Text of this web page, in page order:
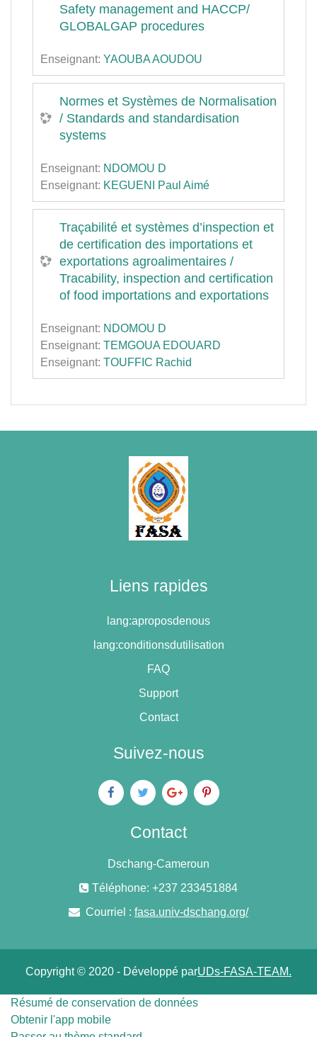
Safety management and HACCP/
GLOBALGAP procedures
Enseignant: YAOUBA AOUDOU
Normes et Systèmes de Normalisation
/ Standards and standardisation
systems
Enseignant: NDOMOU D
Enseignant: KEGUENI Paul Aimé
Traçabilité et systèmes d’inspection et
de certification des importations et
exportations agroalimentaires /
Tracability, inspection and certification
of food importations and exportations
Enseignant: NDOMOU D
Enseignant: TEMGOUA EDOUARD
Enseignant: TOUFFIC Rachid
Liens rapides
lang:aproposdenous
lang:conditionsdutilisation
FAQ
Support
Contact
Suivez-nous
Contact
Dschang-Cameroun
Téléphone: +237 233451884
Courriel : fasa.univ-dschang.org/
Copyright © 2020 - Développé parUDs-FASA-TEAM.
Résumé de conservation de données
Obtenir l'app mobile